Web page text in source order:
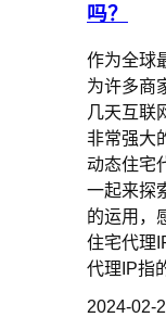
吗？
作为全球
为许多商
几天互联
非常强大
动态住宅
一起来探
的运用，
住宅代理
代理IP指
2024-02-